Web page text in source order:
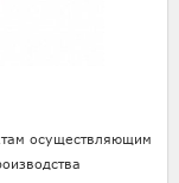
осуществляющим